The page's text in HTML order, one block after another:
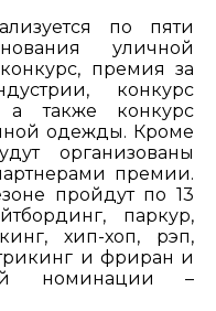
по пяти
уличной
премия за
конкурс
а также конкурс
одежды. Кроме
организованы
премии.
пройдут по 13
паркур,
хип-хоп, рэп,
и фриран и
номинации –